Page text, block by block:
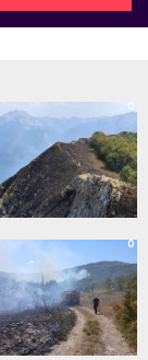
0
0